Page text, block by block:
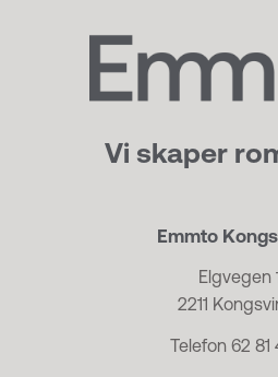
Vi skaper
Emmto
Elgvegen
2211
Telefon 62 81